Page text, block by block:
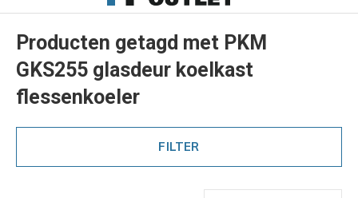
Producten getagd met PKM
GKS255 glasdeur koelkast
flessenkoeler
FILTER